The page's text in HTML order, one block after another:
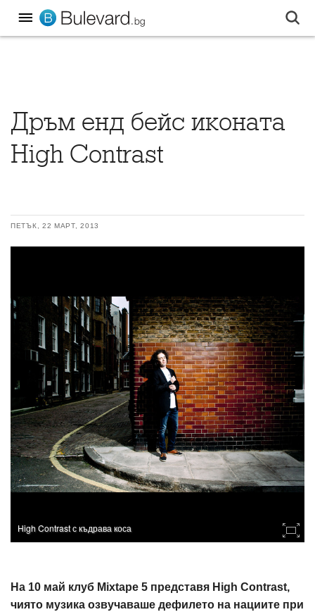
Дръм енд бейс иконата
High Contrast
ПЕТЪК, 22 МАРТ, 2013
High Contrast с къдрава коса
На 10 май клуб Mixtape 5 представя High Contrast,
чиято музика озвучаваше дефилето на нациите при